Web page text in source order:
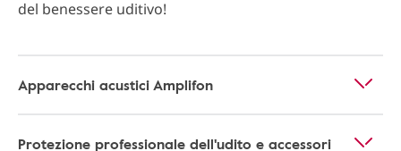
del benessere uditivo!
Apparecchi acustici Amplifon
Protezione professionale dell'udito e accessori